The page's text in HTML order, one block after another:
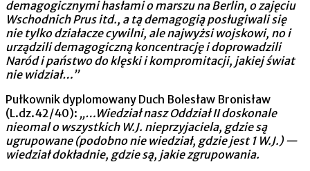
demagogicznymi hasłami o marszu na Berlin, o zajęciu
Wschodnich Prus itd., a tą demagogią posługiwali się
nie tylko działacze cywilni, ale najwyżsi wojskowi, no i
urządzili demagogiczną koncentrację i doprowadzili
Naród i państwo do klęski i kompromitacji, jakiej świat
nie widział…”
Pułkownik dyplomowany Duch Bolesław Bronisław
(L.dz.42/40): „…Wiedział nasz Oddział II doskonale
nieomal o wszystkich W.J. nieprzyjaciela, gdzie są
ugrupowane (podobno nie wiedział, gdzie jest 1 W.J.) —
wiedział dokładnie, gdzie są, jakie zgrupowania.